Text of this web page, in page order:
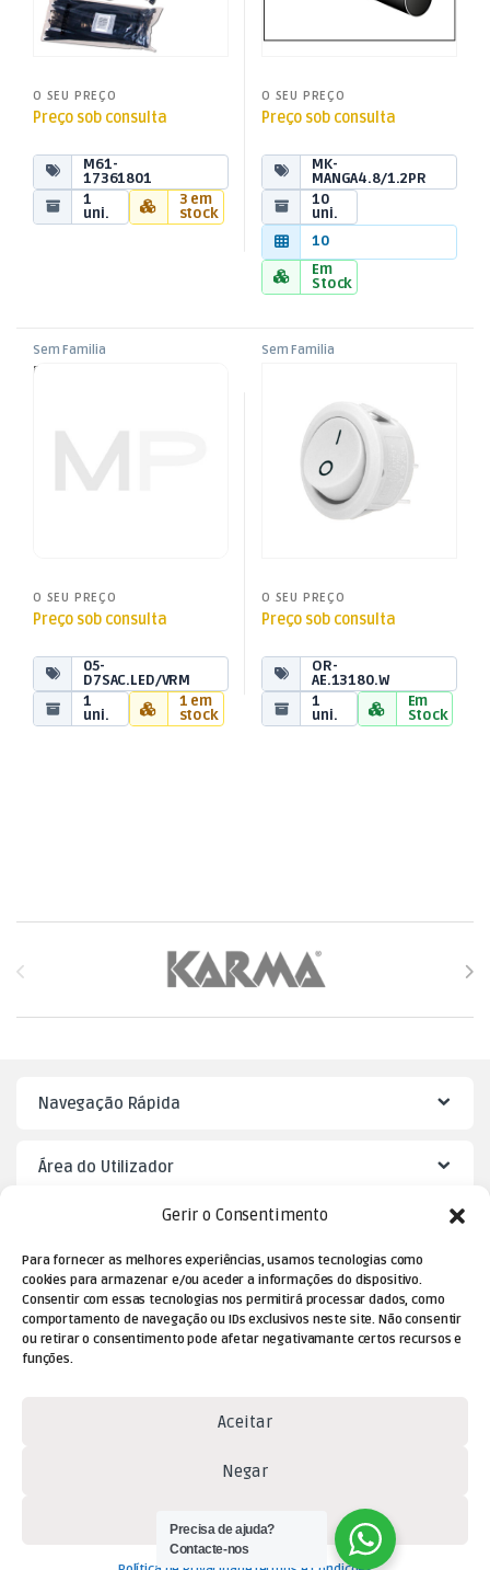
Gerir o Consentimento
Para fornecer as melhores experiências, usamos tecnologias como
cookies para armazenar e/ou aceder a informações do dispositivo.
Consentir com essas tecnologias nos permitirá processar dados, como
comportamento de navegação ou IDs exclusivos neste site. Não consentir
ou retirar o consentimento pode afetar negativamante certos recursos e
funções.
Aceitar
Negar
Ver preferências
O SEU PREÇO
Preço sob consulta
M61-
17361801
1
uni.
3 em
stock
O SEU PREÇO
Preço sob consulta
MK-
MANGA4.8/1.2PR
10
uni.
10
Em
Stock
Sem Familia
Display LED 7 Segmentos
O SEU PREÇO
Preço sob consulta
05-
D7SAC.LED/VRM
1
uni.
1 em
stock
Sem Familia
O SEU PREÇO
Preço sob consulta
OR-
AE.13180.W
1
uni.
Em
Stock
Brands Carousel
Navegação Rápida
Área do Utilizador
Dúvidas? Contacte-nos!
(chamada para a rede fixa
Precisa de ajuda?
Contacte-nos